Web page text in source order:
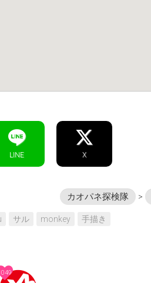
LINE X
カオパネ探検隊 >
サル monkey 手描き